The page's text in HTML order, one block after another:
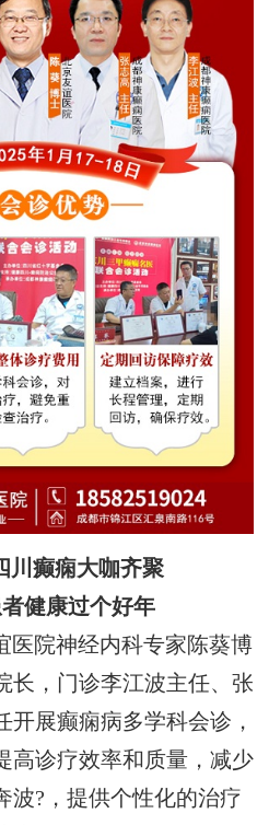
川癫痫大咖齐聚
健康过个好年
医院神经内科专家陈葵博
长，门诊李江波主任、张
开展癫痫病多学科会诊，
高诊疗效率和质量，减少
波?，提供个性化的治疗